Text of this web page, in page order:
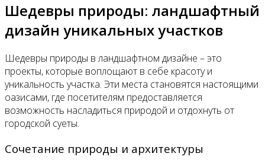
Шедевры природы: ландшафтный
дизайн уникальных участков
Шедевры природы в ландшафтном дизайне – это
проекты, которые воплощают в себе красоту и
уникальность участка. Эти места становятся настоящими
оазисами, где посетителям предоставляется
возможность насладиться природой и отдохнуть от
городской суеты.
Сочетание природы и архитектуры